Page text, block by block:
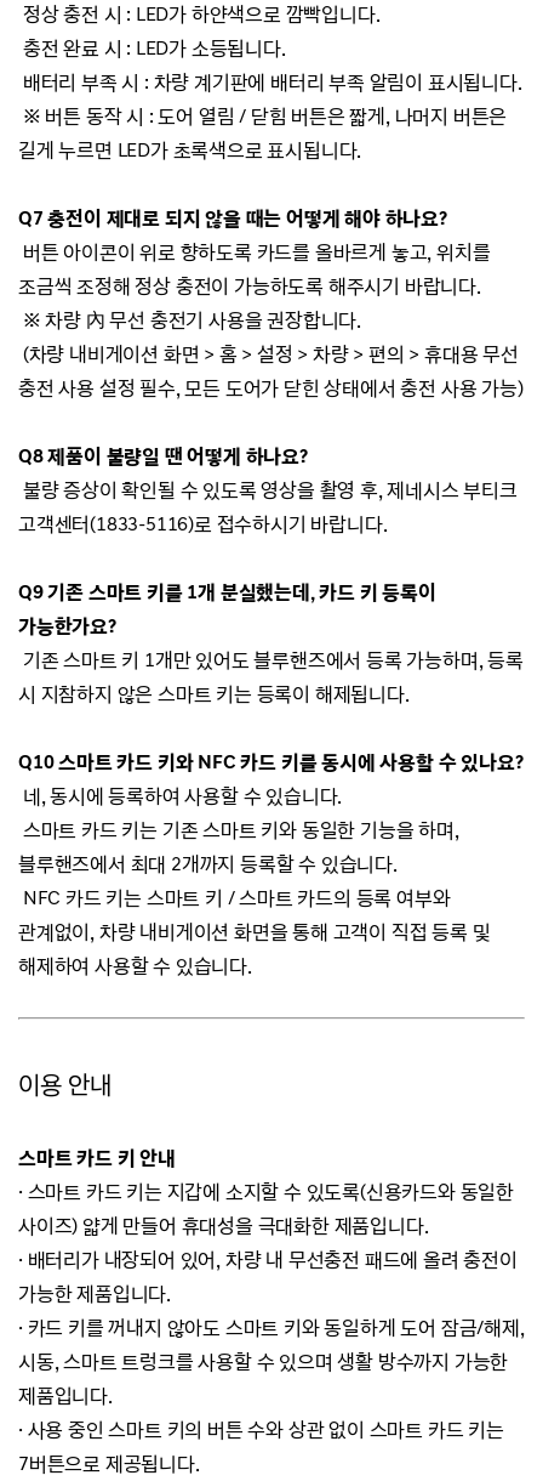
정상 충전 시 : LED가 하얀색으로 깜빡입니다.
충전 완료 시 : LED가 소등됩니다.
배터리 부족 시 : 차량 계기판에 배터리 부족 알림이 표시됩니다.
※ 버튼 동작 시 : 도어 열림 / 닫힘 버튼은 짧게, 나머지 버튼은
길게 누르면 LED가 초록색으로 표시됩니다.
Q7 충전이 제대로 되지 않을 때는 어떻게 해야 하나요?
버튼 아이콘이 위로 향하도록 카드를 올바르게 놓고, 위치를
조금씩 조정해 정상 충전이 가능하도록 해주시기 바랍니다.
※ 차량 內 무선 충전기 사용을 권장합니다.
(차량 내비게이션 화면 > 홈 > 설정 > 차량 > 편의 > 휴대용 무선
충전 사용 설정 필수, 모든 도어가 닫힌 상태에서 충전 사용 가능)
Q8 제품이 불량일 땐 어떻게 하나요?
불량 증상이 확인될 수 있도록 영상을 촬영 후, 제네시스 부티크
고객센터(1833-5116)로 접수하시기 바랍니다.
Q9 기존 스마트 키를 1개 분실했는데, 카드 키 등록이
가능한가요?
기존 스마트 키 1개만 있어도 블루핸즈에서 등록 가능하며, 등록
시 지참하지 않은 스마트 키는 등록이 해제됩니다.
Q10 스마트 카드 키와 NFC 카드 키를 동시에 사용할 수 있나요?
네, 동시에 등록하여 사용할 수 있습니다.
스마트 카드 키는 기존 스마트 키와 동일한 기능을 하며,
블루핸즈에서 최대 2개까지 등록할 수 있습니다.
NFC 카드 키는 스마트 키 / 스마트 카드의 등록 여부와
관계없이, 차량 내비게이션 화면을 통해 고객이 직접 등록 및
해제하여 사용할 수 있습니다.
이용 안내
스마트 카드 키 안내
· 스마트 카드 키는 지갑에 소지할 수 있도록(신용카드와 동일한
사이즈) 얇게 만들어 휴대성을 극대화한 제품입니다.
· 배터리가 내장되어 있어, 차량 내 무선충전 패드에 올려 충전이
가능한 제품입니다.
· 카드 키를 꺼내지 않아도 스마트 키와 동일하게 도어 잠금/해제,
시동, 스마트 트렁크를 사용할 수 있으며 생활 방수까지 가능한
제품입니다.
· 사용 중인 스마트 키의 버튼 수와 상관 없이 스마트 카드 키는
7버튼으로 제공됩니다.